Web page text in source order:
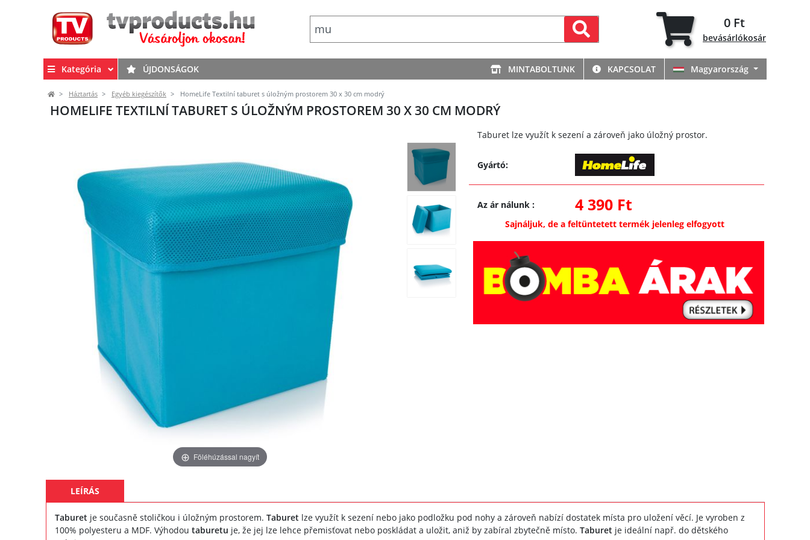
0 Ft
bevásárlókosár
Kategória ÚJDONSÁGOK MINTABOLTUNK KAPCSOLAT Magyarország
Háztartás Egyéb kiegészítők HomeLife Textilní taburet s úložným prostorem 30 x 30 cm modrý
HOMELIFE TEXTILNÍ TABURET S ÚLOŽNÝM PROSTOREM 30 X 30 CM MODRÝ
Föléhúzással nagyít
Taburet lze využít k sezení a zároveň jako úložný prostor.
Gyártó:
Az ár nálunk: 4 390 Ft
Sajnáljuk, de a feltüntetett termék jelenleg elfogyott
LEÍRÁS
Taburetje současně stoličkou i úložným prostorem. Taburetlze využít k sezení nebo jako podložku pod nohy a zároveň nabízí dostatek místa pro uložení věcí. Je vyroben z
100% polyesteru a MDF. Výhodou taburetu je, že jej lze lehce přemisťovat nebo poskládat a uložit, aniž by zabíral zbytečně místo. Taburetje ideální např. do dětského